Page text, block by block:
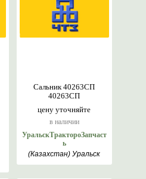
цену уточняйте
в наличии
Сальник 40263СП
40263СП
УральскТрактороЗапчаст
ь
(Казахстан) Уральск